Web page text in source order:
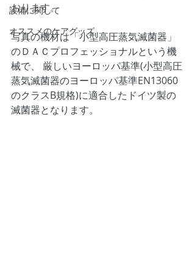
設備に関して
オススメのケアグッズ
おります。
写真の機材は「小型高圧蒸気滅菌器」
のＤＡＣプロフェッショナルという機
械で、 厳しいヨーロッパ基準(小型高圧
蒸気滅菌器のヨーロッパ基準EN13060
のクラスB規格)に適合したドイツ製の
滅菌器となります。